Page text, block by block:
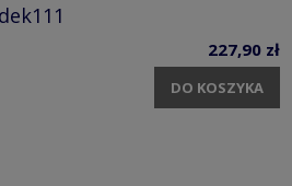
227,90 zł
DO KOSZYKA